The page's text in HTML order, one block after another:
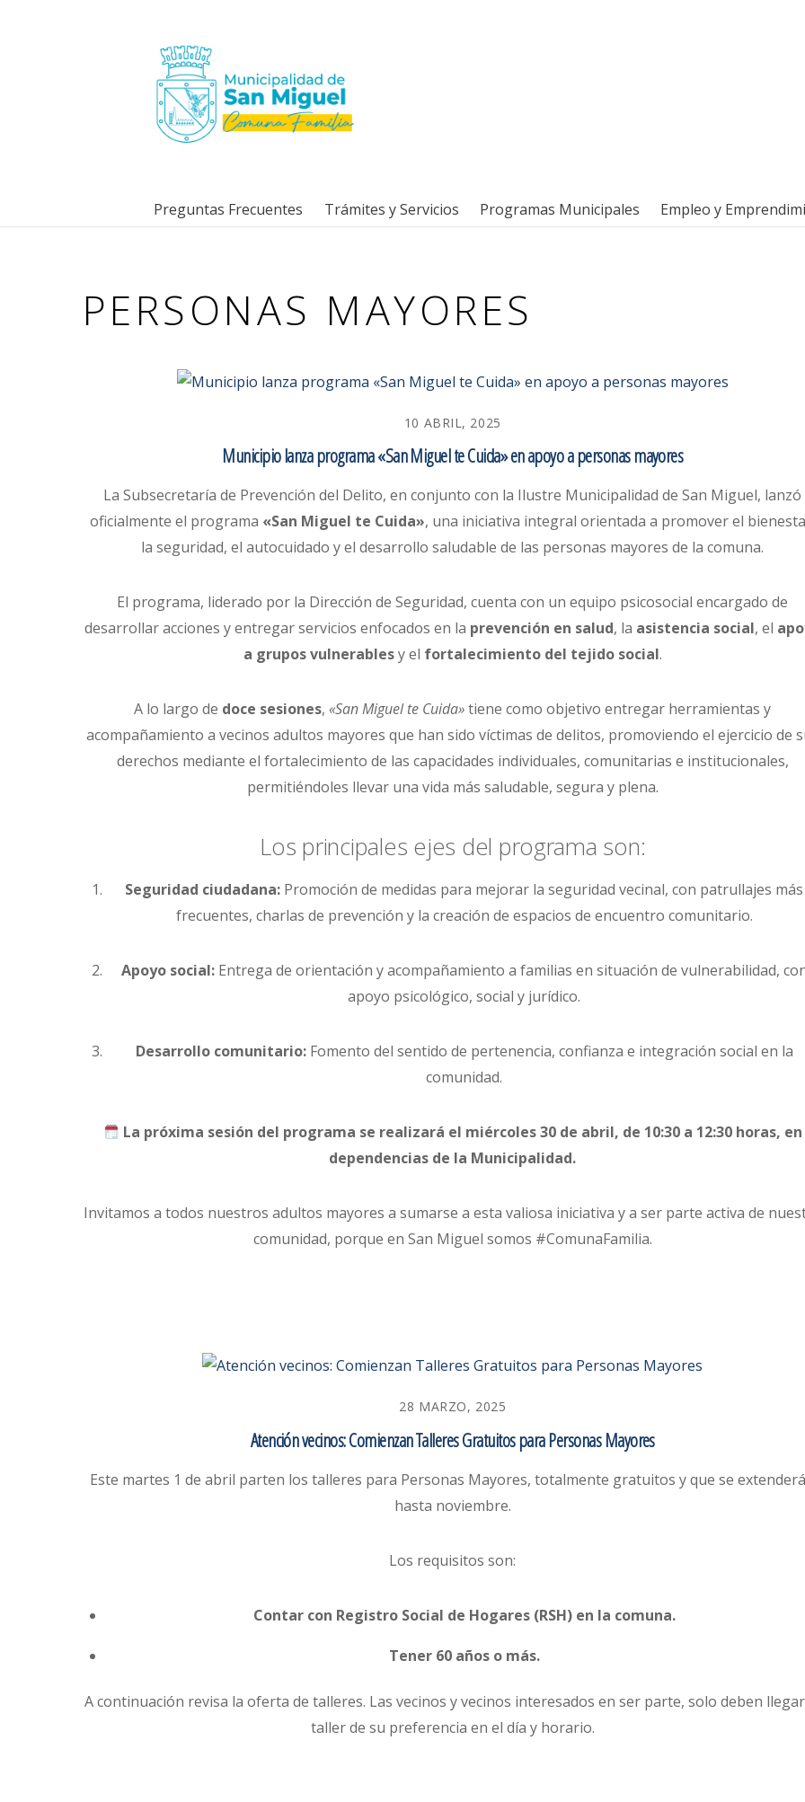
Preguntas Frecuentes Trámites y Servicios Programas Municipales Empleo y
PERSONAS MAYORES
10 ABRIL, 2025
Municipio lanza programa «San Miguel te Cuida» en apoyo a personas mayores
La Subsecretaría de Prevención del Delito, en conjunto con la Ilustre Municipalidad de San Miguel, lanzó
oficialmente el programa «San Miguel te Cuida», una iniciativa integral orientada a promover el
la seguridad, el autocuidado y el desarrollo saludable de las personas mayores de la comuna.
El programa, liderado por la Dirección de Seguridad, cuenta con un equipo psicosocial encargado de
desarrollar acciones y entregar servicios enfocados en la prevención en salud, la asistencia social, el
a grupos vulnerablesy el fortalecimiento del tejido social.
A lo largo de doce sesiones,«San Miguel te Cuida»tiene como objetivo entregar herramientas y
acompañamiento a vecinos adultos mayores que han sido víctimas de delitos, promoviendo el ejercicio de
derechos mediante el fortalecimiento de las capacidades individuales, comunitarias e institucionales,
permitiéndoles llevar una vida más saludable, segura y plena.
Los principales ejes del programa son:
Seguridad ciudadana: Promoción de medidas para mejorar la seguridad vecinal, con patrullajes más
frecuentes, charlas de prevención y la creación de espacios de encuentro comunitario.
Apoyo social:Entrega de orientación y acompañamiento a familias en situación de vulnerabilidad,
apoyo psicológico, social y jurídico.
Desarrollo comunitario:Fomento del sentido de pertenencia, confianza e integración social en la
comunidad.
La próxima sesión del programa se realizará el miércoles 30 de abril, de 10:30 a 12:30 horas, en
dependencias de la Municipalidad.
Invitamos a todos nuestros adultos mayores a sumarse a esta valiosa iniciativa y a ser parte activa de
comunidad, porque en San Miguel somos #ComunaFamilia.
28 MARZO, 2025
Atención vecinos: Comienzan Talleres Gratuitos para Personas Mayores
Este martes 1 de abril parten los talleres para Personas Mayores, totalmente gratuitos y que se
hasta noviembre.
Los requisitos son:
Contar con Registro Social de Hogares (RSH) en la comuna.
Tener 60 años o más.
A continuación revisa la oferta de talleres. Las vecinos y vecinos interesados en ser parte, solo deben
taller de su preferencia en el día y horario.